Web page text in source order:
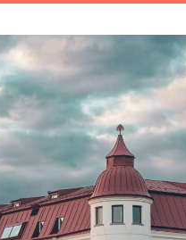
Logga In
Skapa ett konto